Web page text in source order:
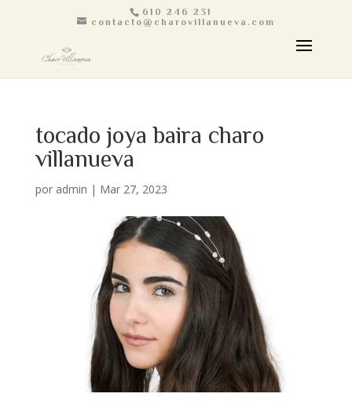
610 246 231
contacto@charovillanueva.com
tocado joya baira charo
villanueva
por admin | Mar 27, 2023